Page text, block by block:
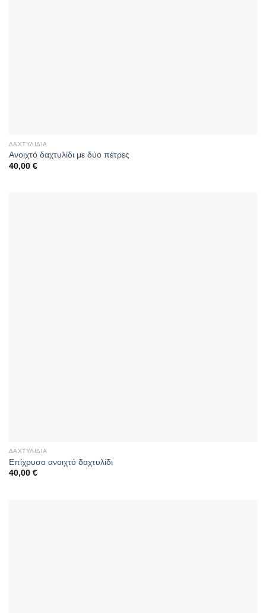
ΔΑΧΤΥΛΊΔΙΑ
Ανοιχτό δαχτυλίδι με δύο πέτρες
40,00 €
ΔΑΧΤΥΛΊΔΙΑ
Επίχρυσο ανοιχτό δαχτυλίδι
40,00 €